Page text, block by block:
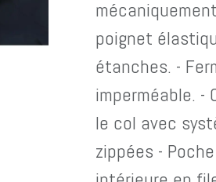
poignet
étanches. -
imperméable. -
le col avec
zippées -